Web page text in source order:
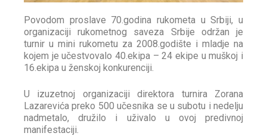
Povodom proslave 70.godina rukometa u Srbiji, u
organizaciji rukometnog saveza Srbije održan je
turnir u mini rukometu za 2008.godište i mladje na
kojem je učestvovalo 40.ekipa – 24 ekipe u muškoj i
16.ekipa u ženskoj konkurenciji.
U izuzetnoj organizaciji direktora turnira Zorana
Lazarevića preko 500 učesnika se u subotu i nedelju
nadmetalo, družilo i uživalo u ovoj predivnoj
manifestaciji.